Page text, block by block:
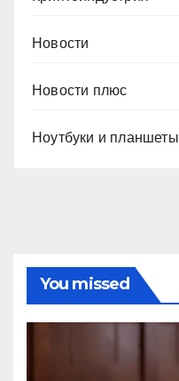
Новости
Новости плюс
Ноутбуки и планшеты
You missed